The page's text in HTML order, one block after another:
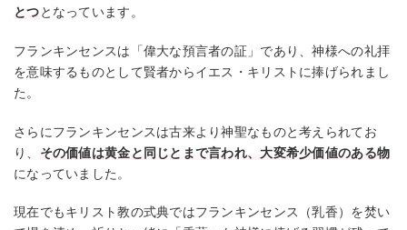
とつとなっています。
フランキンセンスは「偉大な預言者の証」であり、神様への礼拝
を意味するものとして賢者からイエス・キリストに捧げられまし
た。
さらにフランキンセンスは古来より神聖なものと考えられてお
り、 その価値は黄金と同じとまで言われ、大変希少価値のある物
になっていました。
現在でもキリスト教の式典ではフランキンセンス（乳香）を焚い